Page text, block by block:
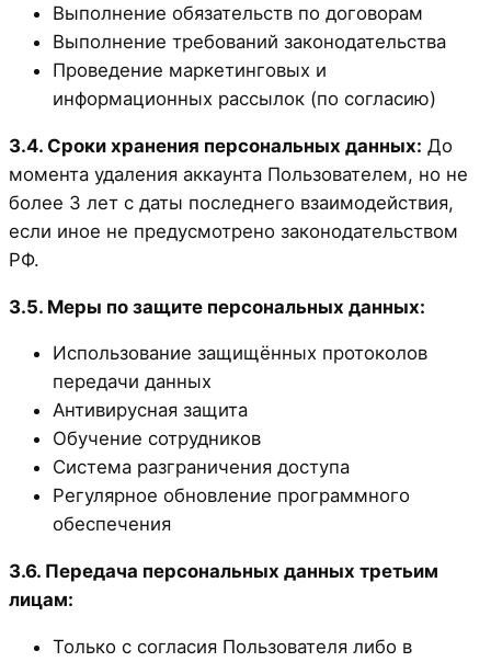
Выполнение обязательств по договорам
Выполнение требований законодательства
Проведение маркетинговых и
информационных рассылок (по согласию)
3.4. Сроки хранения персональных данных: До
момента удаления аккаунта Пользователем, но не
более 3 лет с даты последнего взаимодействия,
если иное не предусмотрено законодательством
РФ.
3.5. Меры по защите персональных данных:
Использование защищённых протоколов
передачи данных
Антивирусная защита
Обучение сотрудников
Система разграничения доступа
Регулярное обновление программного
обеспечения
3.6. Передача персональных данных третьим
лицам:
Только с согласия Пользователя либо в